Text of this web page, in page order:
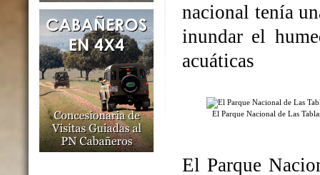
nacional tenía
inundar el
acuáticas
El Parque Nacional de Las
El Parque